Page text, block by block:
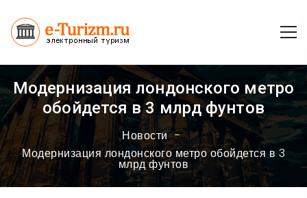
Модернизация лондонского метро
обойдется в 3 млрд фунтов
Новости
Модернизация лондонского метро обойдется в 3
млрд фунтов